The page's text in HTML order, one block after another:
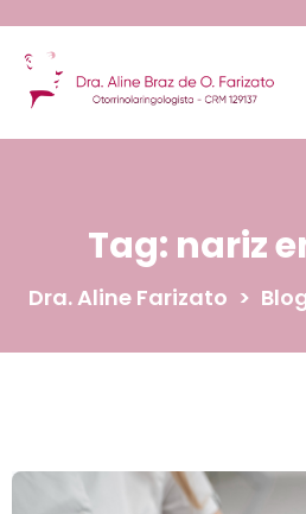
Tag: nariz
Dra. Aline Farizato >